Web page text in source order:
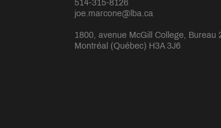
514-315-8126
joe.marcone@lba.ca
1800, avenue McGill College, Bureau
Montréal (Québec) H3A 3J6